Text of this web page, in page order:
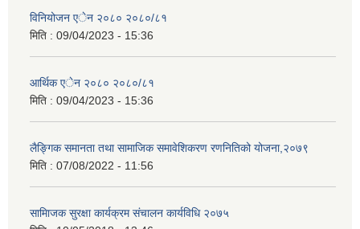
विनियोजन एेन २०८० २०८०/८१
मिति : 09/04/2023 - 15:36
आर्थिक एेन २०८० २०८०/८१
मिति : 09/04/2023 - 15:36
लैङ्गिक समानता तथा सामाजिक समावेशिकरण रणनितिको योजना,२०७९
मिति : 07/08/2022 - 11:56
सामािजक सुरक्षा कार्यक्रम संचालन कार्यविधि २०७५